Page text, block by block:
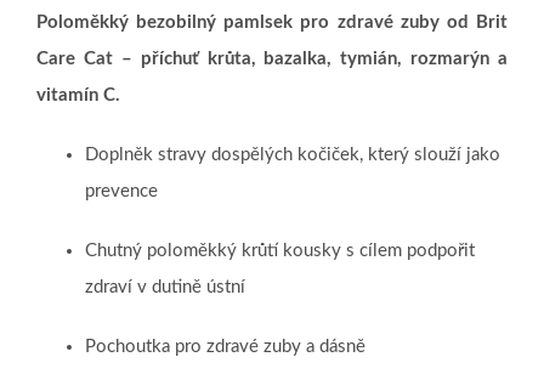
Poloměkký bezobilný pamlsek pro zdravé zuby od Brit
Care Cat – příchuť krůta, bazalka, tymián, rozmarýn a
vitamín C.
Doplněk stravy dospělých kočiček, který slouží jako
prevence
Chutný poloměkký krůtí kousky s cílem podpořit
zdraví v dutině ústní
Pochoutka pro zdravé zuby a dásně